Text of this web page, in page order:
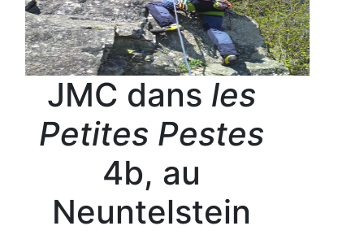
JMC dans les
Petites Pestes
4b, au
Neuntelstein